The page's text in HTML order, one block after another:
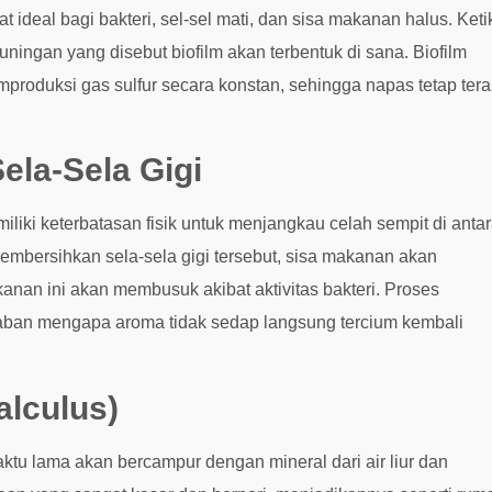
ideal bagi bakteri, sel-sel mati, dan sisa makanan halus.
yang disebut biofilm akan terbentuk di sana. Biofilm
gas sulfur secara konstan, sehingga napas tetap
Sela Gigi
keterbatasan fisik untuk menjangkau celah sempit di
sela-sela gigi tersebut, sisa makanan akan
ini akan membusuk akibat aktivitas bakteri. Proses
mengapa aroma tidak sedap langsung tercium kembali
lama akan bercampur dengan mineral dari air liur dan